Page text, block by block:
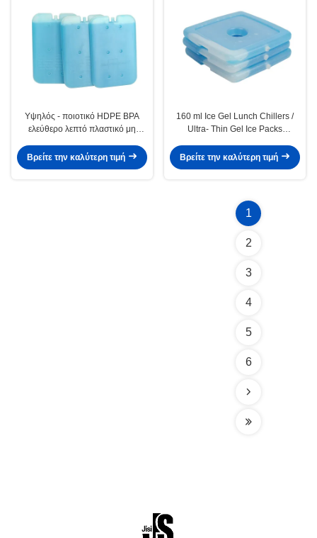
Υψηλός - ποιοτικό HDPE BPA
ελεύθερο λεπτό πλαστικό μη
πακέτων πάγου πηκτωμάτων
σκληρό για τα παγωμένα τρόφιμα
Βρείτε την καλύτερη τιμή
160 ml Ice Gel Lunch Chillers /
Ultra- Thin Gel Ice Packs
κατεψυγμένα
Βρείτε την καλύτερη τιμή
1
2
3
4
5
6